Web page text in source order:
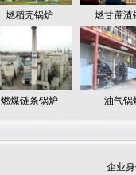
燃稻壳锅炉 燃甘蔗渣
燃煤链条锅炉 油气锅
企业